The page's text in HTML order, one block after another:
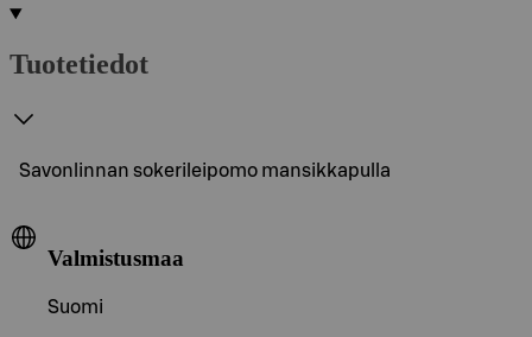
Tuotetiedot
Savonlinnan sokerileipomo mansikkapulla
Valmistusmaa
Suomi